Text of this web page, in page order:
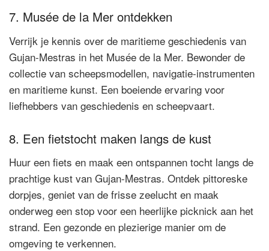
7. Musée de la Mer ontdekken
Verrijk je kennis over de maritieme geschiedenis van
Gujan-Mestras in het Musée de la Mer. Bewonder de
collectie van scheepsmodellen, navigatie-instrumenten
en maritieme kunst. Een boeiende ervaring voor
liefhebbers van geschiedenis en scheepvaart.
8. Een fietstocht maken langs de kust
Huur een fiets en maak een ontspannen tocht langs de
prachtige kust van Gujan-Mestras. Ontdek pittoreske
dorpjes, geniet van de frisse zeelucht en maak
onderweg een stop voor een heerlijke picknick aan het
strand. Een gezonde en plezierige manier om de
omgeving te verkennen.